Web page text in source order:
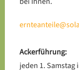
Ackerführung:
jeden 1. Samstag